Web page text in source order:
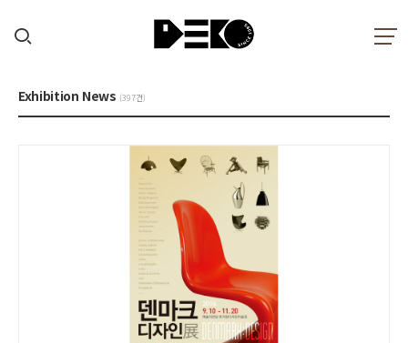
Exhibition News (397건)